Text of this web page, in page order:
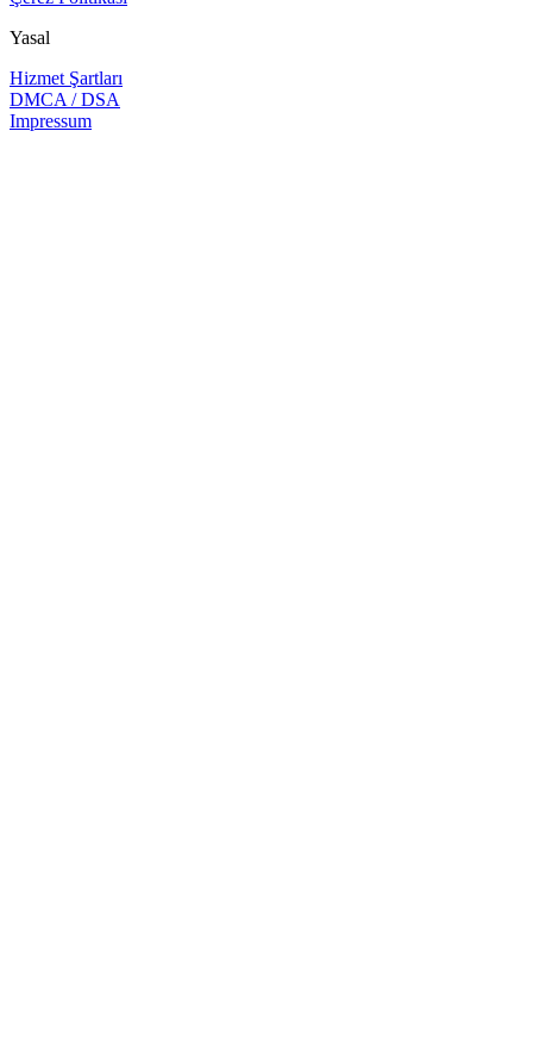
Yasal
Hizmet Şartları
DMCA / DSA
Impressum